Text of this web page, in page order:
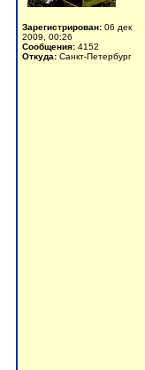
Зарегистрирован: 06 дек
2009, 00:26
Сообщения: 4152
Откуда: Санкт-Петербург